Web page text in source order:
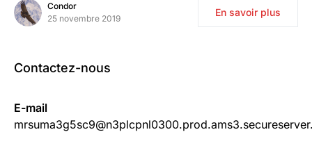
Condor
25 novembre 2019
En savoir plus
Contactez-nous
E-mail